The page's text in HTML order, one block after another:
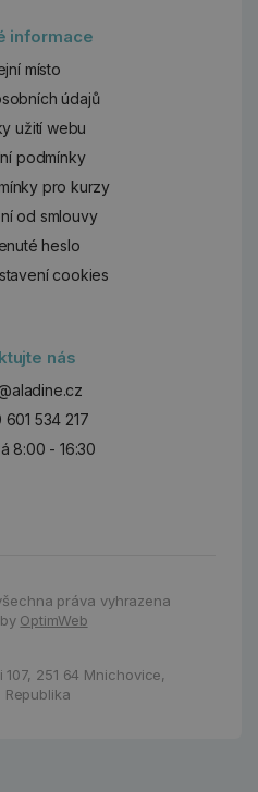
informace
místo
údajů
užití webu
podmínky
pro kurzy
od smlouvy
heslo
cookies
nás
601 534 217
8:00 - 16:30
práva vyhrazena
OptimWeb
107, 251 64 Mnichovice,
Republika